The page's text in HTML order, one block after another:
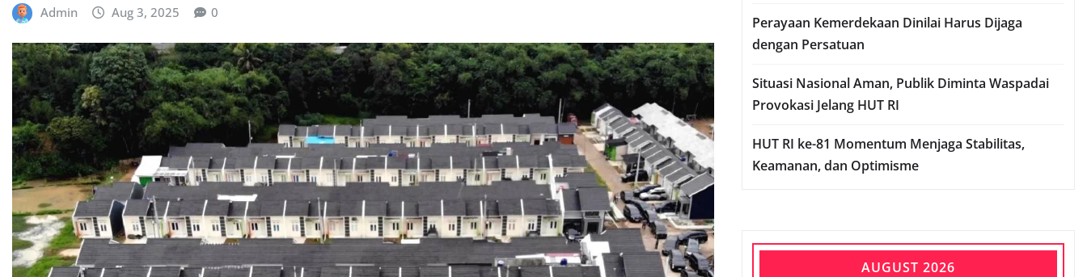
Admin Aug 3, 2025 0
Perayaan Kemerdekaan Dinilai Harus Dijaga
dengan Persatuan
Situasi Nasional Aman, Publik Diminta Waspadai
Provokasi Jelang HUT RI
HUT RI ke-81 Momentum Menjaga Stabilitas,
Keamanan, dan Optimisme
AUGUST 2026